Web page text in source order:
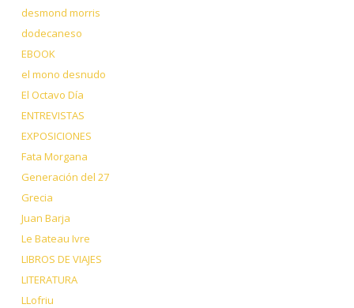
desmond morris
dodecaneso
EBOOK
el mono desnudo
El Octavo Día
ENTREVISTAS
EXPOSICIONES
Fata Morgana
Generación del 27
Grecia
Juan Barja
Le Bateau Ivre
LIBROS DE VIAJES
LITERATURA
LLofriu